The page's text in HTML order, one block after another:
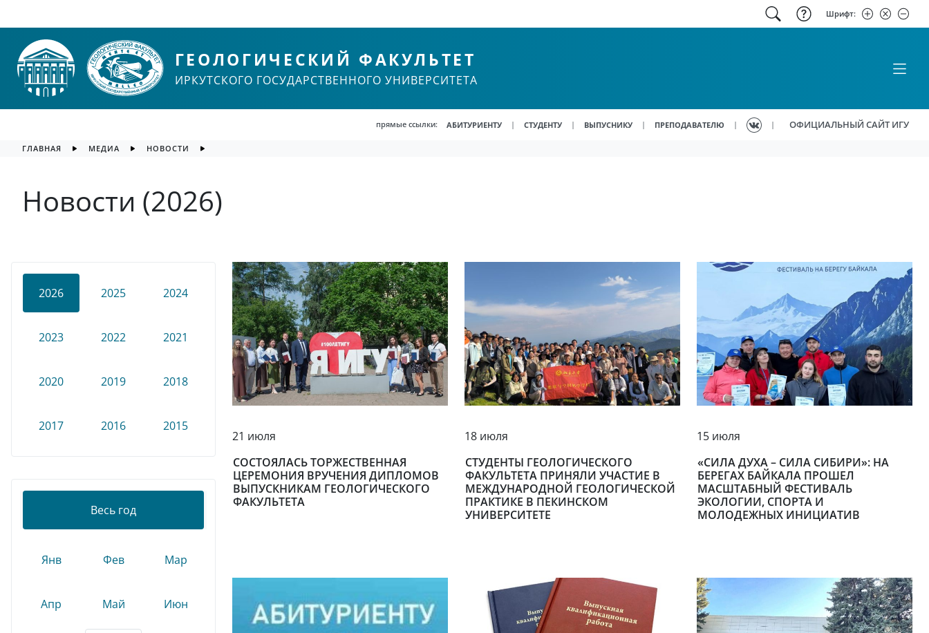
Шрифт:
ГЕОЛОГИЧЕСКИЙ ФАКУЛЬТЕТ
ИРКУТСКОГО ГОСУДАРСТВЕННОГО УНИВЕРСИТЕТА
прямые ссылки: АБИТУРИЕНТУ | СТУДЕНТУ | ВЫПУСНИКУ | ПРЕПОДАВАТЕЛЮ | | ОФИЦИАЛЬНЫЙ САЙТ ИГУ
ГЛАВНАЯ МЕДИА НОВОСТИ
Новости (2026)
2026 2025 2024
2023 2022 2021
2020 2019 2018
2017 2016 2015
Весь год
Янв Фев Мар
Апр Май Июн
21 июля
СОСТОЯЛАСЬ ТОРЖЕСТВЕННАЯ
ЦЕРЕМОНИЯ ВРУЧЕНИЯ ДИПЛОМОВ
ВЫПУСКНИКАМ ГЕОЛОГИЧЕСКОГО
ФАКУЛЬТЕТА
18 июля
СТУДЕНТЫ ГЕОЛОГИЧЕСКОГО
ФАКУЛЬТЕТА ПРИНЯЛИ УЧАСТИЕ В
МЕЖДУНАРОДНОЙ ГЕОЛОГИЧЕСКОЙ
ПРАКТИКЕ В ПЕКИНСКОМ
УНИВЕРСИТЕТЕ
15 июля
«СИЛА ДУХА – СИЛА СИБИРИ»: НА
БЕРЕГАХ БАЙКАЛА ПРОШЕЛ
МАСШТАБНЫЙ ФЕСТИВАЛЬ
ЭКОЛОГИИ, СПОРТА И
МОЛОДЕЖНЫХ ИНИЦИАТИВ